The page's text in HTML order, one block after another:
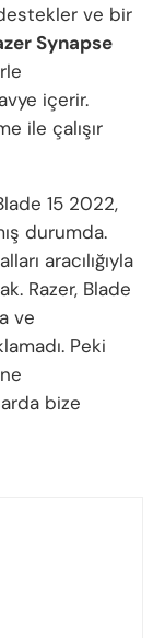
ve bir
Synapse
içerir.
ile çalışır
15 2022,
durumda.
aracılığıyla
Razer, Blade
ve
Peki
bize